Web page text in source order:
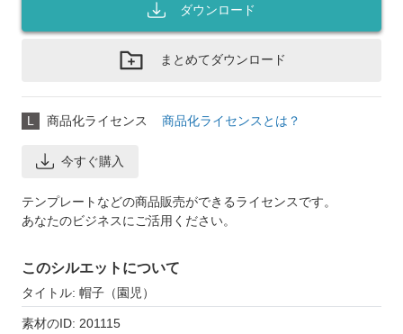
ダウンロード
まとめてダウンロード
L 商品化ライセンス 商品化ライセンスとは？
今すぐ購入
テンプレートなどの商品販売ができるライセンスです。
あなたのビジネスにご活用ください。
このシルエットについて
タイトル: 帽子（園児）
素材のID: 201115